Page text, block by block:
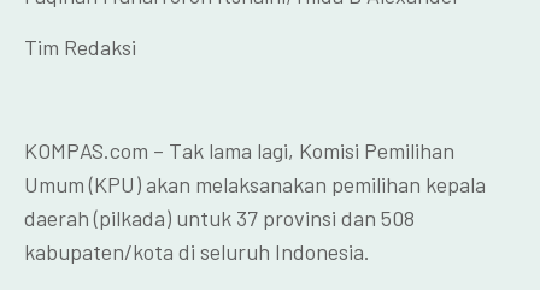
Tim Redaksi
KOMPAS.com – Tak lama lagi, Komisi Pemilihan
Umum (KPU) akan melaksanakan pemilihan kepala
daerah (pilkada) untuk 37 provinsi dan 508
kabupaten/kota di seluruh Indonesia.